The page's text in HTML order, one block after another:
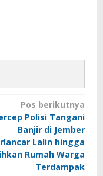
Pos berikutnya
Polisi Tangani
Banjir di Jember
Lalin hingga
Rumah Warga
Terdampak